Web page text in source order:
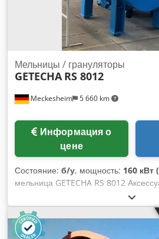
Meckesheim 5 660 km
Мельницы / грануляторы
GETECHA RS 8012
цене
Состояние: б/у, мощность: 160 кВт
мельница GETECHA RS 8012
электрощитом управления
Привод: 160,0 кВт Роторные ножи:
Диаметр ротора: 800 мм Ширина
Загрузочное отверстие: 1200 x 950 мм